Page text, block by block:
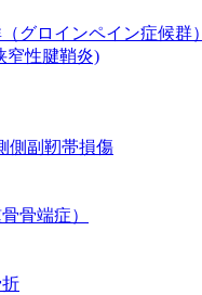
グロインペイン症候群）
窄性腱鞘炎)
側副靭帯損傷
骨端症）